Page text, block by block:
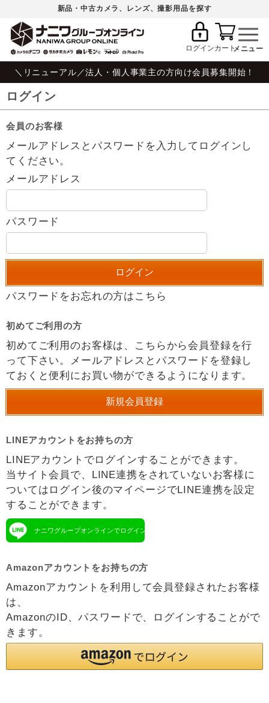
新品・中古カメラ、レンズ、撮影用品を探す
ログインカート
＼リニューアル／法人・個人事業主の方向け会員募集開始！
ログイン
会員のお客様
メールアドレスとパスワードを入力してログインし
てください。
メールアドレス
パスワード
パスワードをお忘れの方はこちら
初めてご利用の方
初めてご利用のお客様は、こちらから会員登録を行
って下さい。メールアドレスとパスワードを登録し
ておくと便利にお買い物ができるようになります。
LINEアカウントをお持ちの方
LINEアカウントでログインすることができます。
当サイト会員で、LINE連携をされていないお客様に
ついてはログイン後のマイページでLINE連携を設定
することができます。
ナニワグループオンラインでログイン
Amazonアカウントをお持ちの方
Amazonアカウントを利用して会員登録されたお客様
は、
AmazonのID、パスワードで、ログインすることがで
きます。